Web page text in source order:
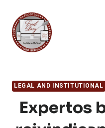
content
LEGAL AND INSTITUTIONAL
Expertos